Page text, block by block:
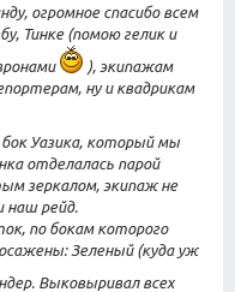
огромное спасибо всем
Тинке (помою гелик и
), экипажам
ну и квадрикам
бок Уазика, который мы
отделалась парой
зеркалом, экипаж не
наш рейд.
по бокам которого
Зеленый (куда уж
Выковыривал всех